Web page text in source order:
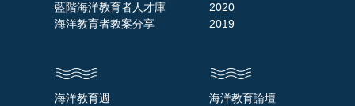
藍階海洋教育者人才庫
海洋教育者教案分享
2020
2019
海洋教育週
海洋教育論壇